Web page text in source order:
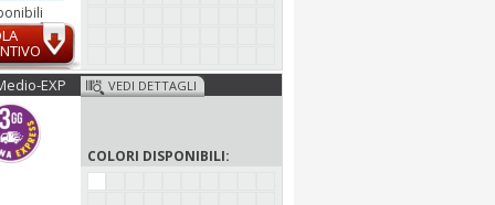
EXP VEDI DETTAGLI
COLORI DISPONIBILI: